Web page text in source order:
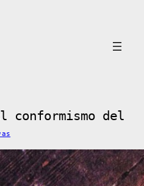
conformismo del